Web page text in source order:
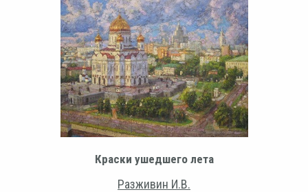
Краски ушедшего лета
Разживин И.В.